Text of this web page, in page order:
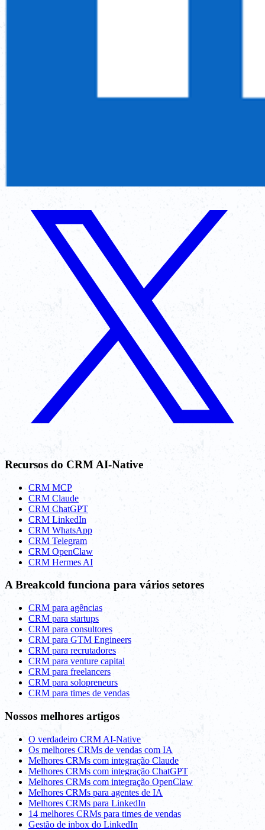
Recursos do CRM AI-Native
CRM MCP
CRM Claude
CRM ChatGPT
CRM LinkedIn
CRM WhatsApp
CRM Telegram
CRM OpenClaw
CRM Hermes AI
A Breakcold funciona para vários setores
CRM para agências
CRM para startups
CRM para consultores
CRM para GTM Engineers
CRM para recrutadores
CRM para venture capital
CRM para freelancers
CRM para solopreneurs
CRM para times de vendas
Nossos melhores artigos
O verdadeiro CRM AI-Native
Os melhores CRMs de vendas com IA
Melhores CRMs com integração Claude
Melhores CRMs com integração ChatGPT
Melhores CRMs com integração OpenClaw
Melhores CRMs para agentes de IA
Melhores CRMs para LinkedIn
14 melhores CRMs para times de vendas
Gestão de inbox do LinkedIn